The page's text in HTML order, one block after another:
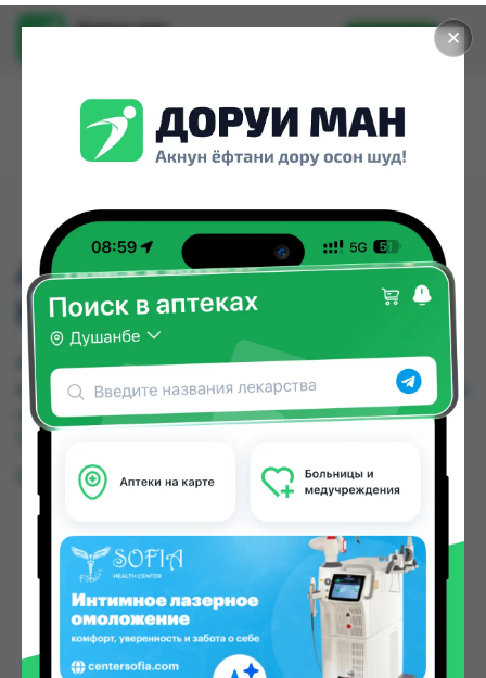
✕
Доруи ман
Установить
АНАФЕРОН (ВЗРС) ТАБ
№20
АНАФЕРОН (ВЗРС) ТАБ №20 можно купить или
заказать в аптеках, Дорухонаи "Гулчехр" по цене
от 2.25 TJS в Душанбе и других городах
Цена: от2.25 TJS